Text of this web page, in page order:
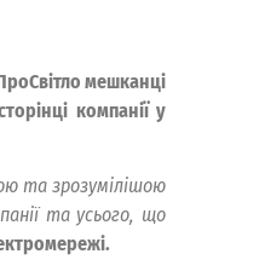
мешканці
компанії у
та зрозумілішою
та усього, що